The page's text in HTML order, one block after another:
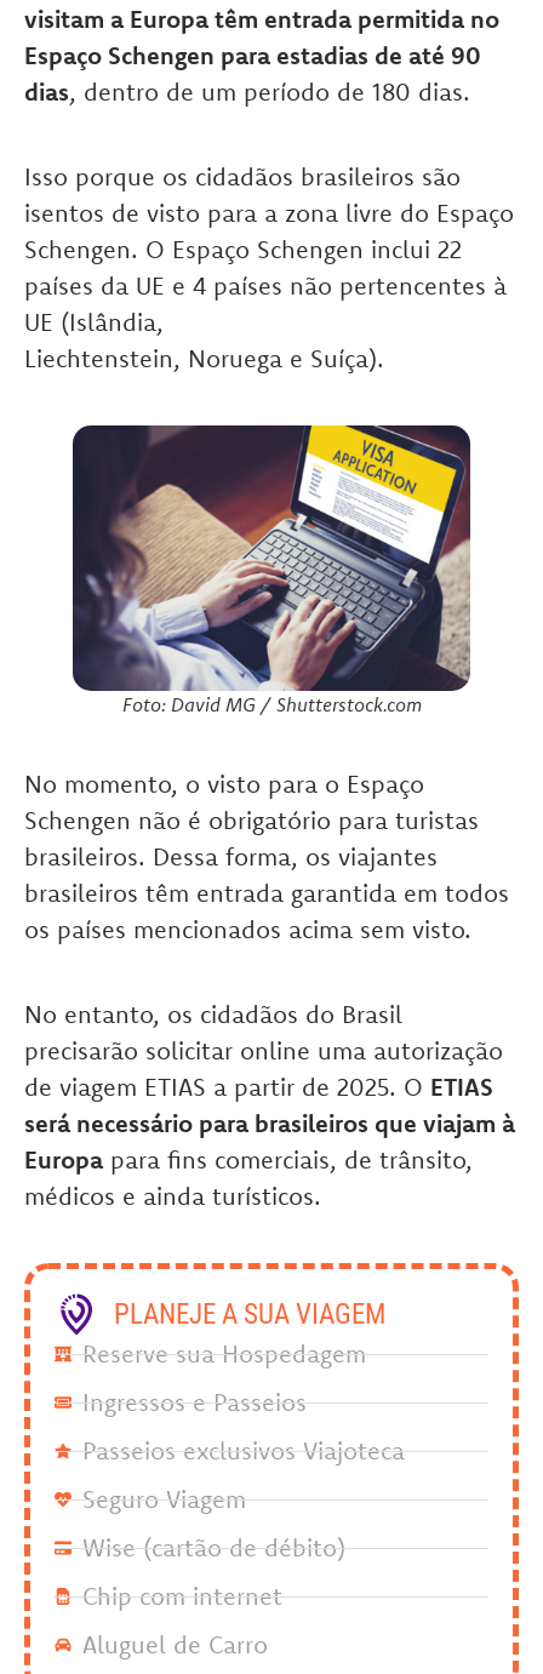
visitam a Europa têm entrada permitida no
Espaço Schengen para estadias de até 90
dias, dentro de um período de 180 dias.
Isso porque os cidadãos brasileiros são
isentos de visto para a zona livre do Espaço
Schengen. O Espaço Schengen inclui 22
países da UE e 4 países não pertencentes à
UE (Islândia,
Liechtenstein, Noruega e Suíça).
Foto: David MG / Shutterstock.com
No momento, o visto para o Espaço
Schengen não é obrigatório para turistas
brasileiros. Dessa forma, os viajantes
brasileiros têm entrada garantida em todos
os países mencionados acima sem visto.
No entanto, os cidadãos do Brasil
precisarão solicitar online uma autorização
de viagem ETIAS a partir de 2025. O ETIAS
será necessário para brasileiros que viajam à
Europa para fins comerciais, de trânsito,
médicos e ainda turísticos.
PLANEJE A SUA VIAGEM
Reserve sua Hospedagem
Ingressos e Passeios
Passeios exclusivos Viajoteca
Seguro Viagem
Wise (cartão de débito)
Chip com internet
Aluguel de Carro